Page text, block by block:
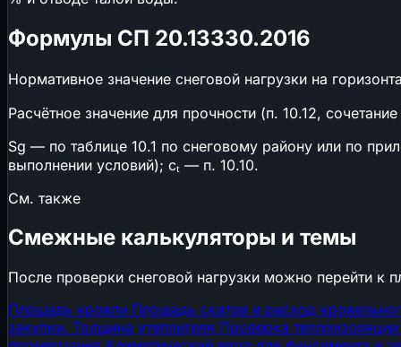
Формулы СП 20.13330.2016
Нормативное значение снеговой нагрузки на
Расчётное значение для прочности (п. 10.12,
Sɡ — по таблице 10.1 по снеговому району или по
выполнении условий); cₜ — п. 10.10.
См. также
Смежные калькуляторы и темы
После проверки снеговой нагрузки можно перейти к
Площадь кровли Площадь скатов и расход
закупки. Толщина утеплителя Проверка